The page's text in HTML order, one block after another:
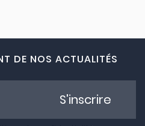
DE NOS ACTUALITÉS
S'inscrire